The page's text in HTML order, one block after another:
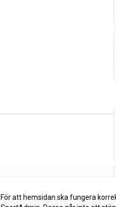
För att hemsidan ska fungera